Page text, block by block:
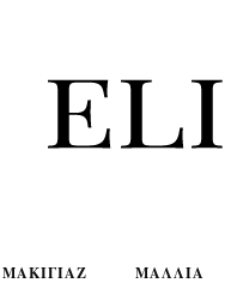
ΜΑΚΙΓΙΆΖ ΜΑΛΛΙΆ